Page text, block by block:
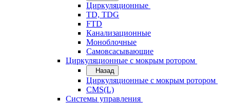
Циркуляционные
TD, TDG
FTD
Канализационные
Моноблочные
Самовсасывающие
Циркуляционные с мокрым ротором
Назад
Циркуляционные с мокрым ротором
CMS(L)
Системы управления